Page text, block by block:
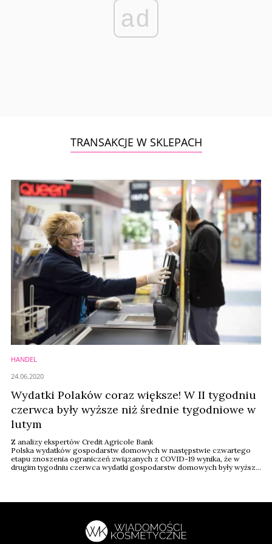
ad
TRANSAKCJE W SKLEPACH
HANDEL
Wydatki Polaków coraz większe! W II tygodniu
czerwca były wyższe niż średnie tygodniowe w
lutym
Z analizy ekspertów Credit Agricole Bank
Polska wydatków gospodarstw domowych w następstwie czwartego
etapu znoszenia ograniczeń związanych z COVID-19 wynika, że w
drugim tygodniu czerwca wydatki gospodarstw domowych były wyższe
24.06.2020